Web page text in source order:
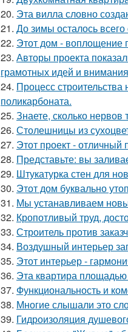
20. Эта вилла словно
21. До зимы осталось
22. Этот дом - воплощение
23. Авторы проекта
грамотных идей и
24. Процесс
поликарбоната.
25. Знаете, сколько
26. Столешницы из
27. Этот проект - отличный
28. Представьте: вы
29. Штукатурка стен для
30. Этот дом буквально
31. Мы устанавливаем
32. Кропотливый труд,
33. Строитель против
34. Воздушный интерьер
35. Этот интерьер -
36. Эта квартира площадью
37. Функциональность и
38. Многие слышали это
39. Гидроизоляция